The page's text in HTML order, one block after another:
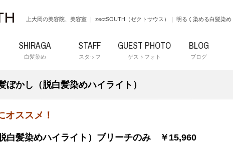
上大岡の美容院、美容室 ｜ zectSOUTH（ゼクトサウス）｜ 明るく染める白髪染め
SHIRAGA
白髪染め
STAFF
スタッフ
GUEST PHOTO
ゲストフォト
BLOG
ブログ
ぼかし（脱白髪染めハイライト）
ススメ！
白髪染めハイライト）ブリーチのみ ￥15,960